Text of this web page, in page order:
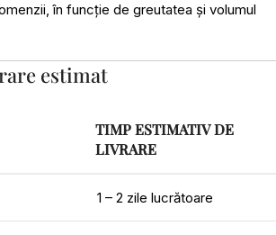
în funcție de greutatea și volumul
estimat
TIMP ESTIMATIV DE
LIVRARE
1 – 2 zile lucrătoare